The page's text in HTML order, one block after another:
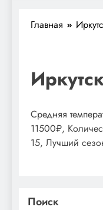
Главная
Средняя
11500₽,
15, Лучший
Поиск